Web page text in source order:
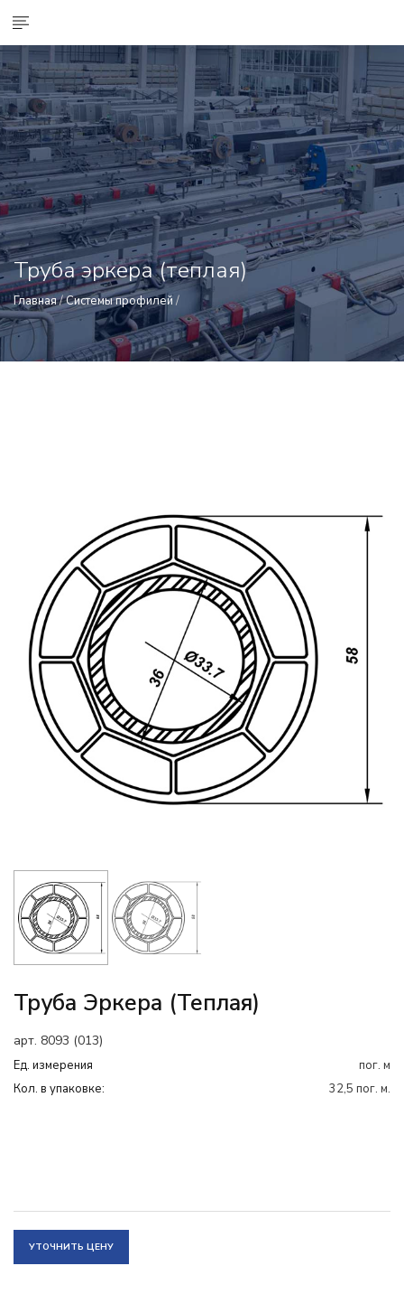
Труба эркера (теплая)
Главная/Системы профилей/
Труба Эркера (теплая)
арт. 8093 (013)
Ед. измерения
пог. м
Кол. в упаковке:
32,5 пог. м.
УТОЧНИТЬ ЦЕНУ